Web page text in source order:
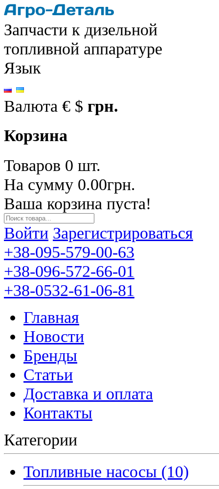
Запчасти к дизельной
топливной аппаратуре
Язык
Валюта € $ грн.
Корзина
Товаров 0 шт.
На сумму 0.00грн.
Ваша корзина пуста!
Войти Зарегистрироваться
+38-095-579-00-63
+38-096-572-66-01
+38-0532-61-06-81
Главная
Новости
Бренды
Статьи
Доставка и оплата
Контакты
Категории
Топливные насосы (10)